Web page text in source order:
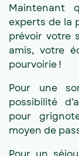
Maintenant
experts de la
prévoir votre
amis, votre
pourvoirie !
Pour une
possibilité
pour
moyen de